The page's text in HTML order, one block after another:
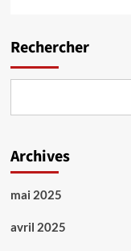
Rechercher
Archives
mai 2025
avril 2025